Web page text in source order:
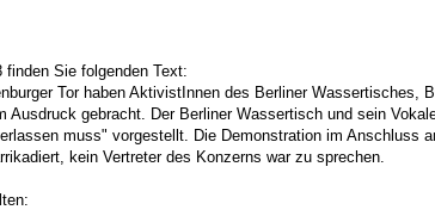
Sie folgenden Text:
Tor haben AktivistInnen des Berliner
gebracht. Der Berliner Wassertisch und sein
muss" vorgestellt. Die Demonstration im
kein Vertreter des Konzerns war zu sprechen.